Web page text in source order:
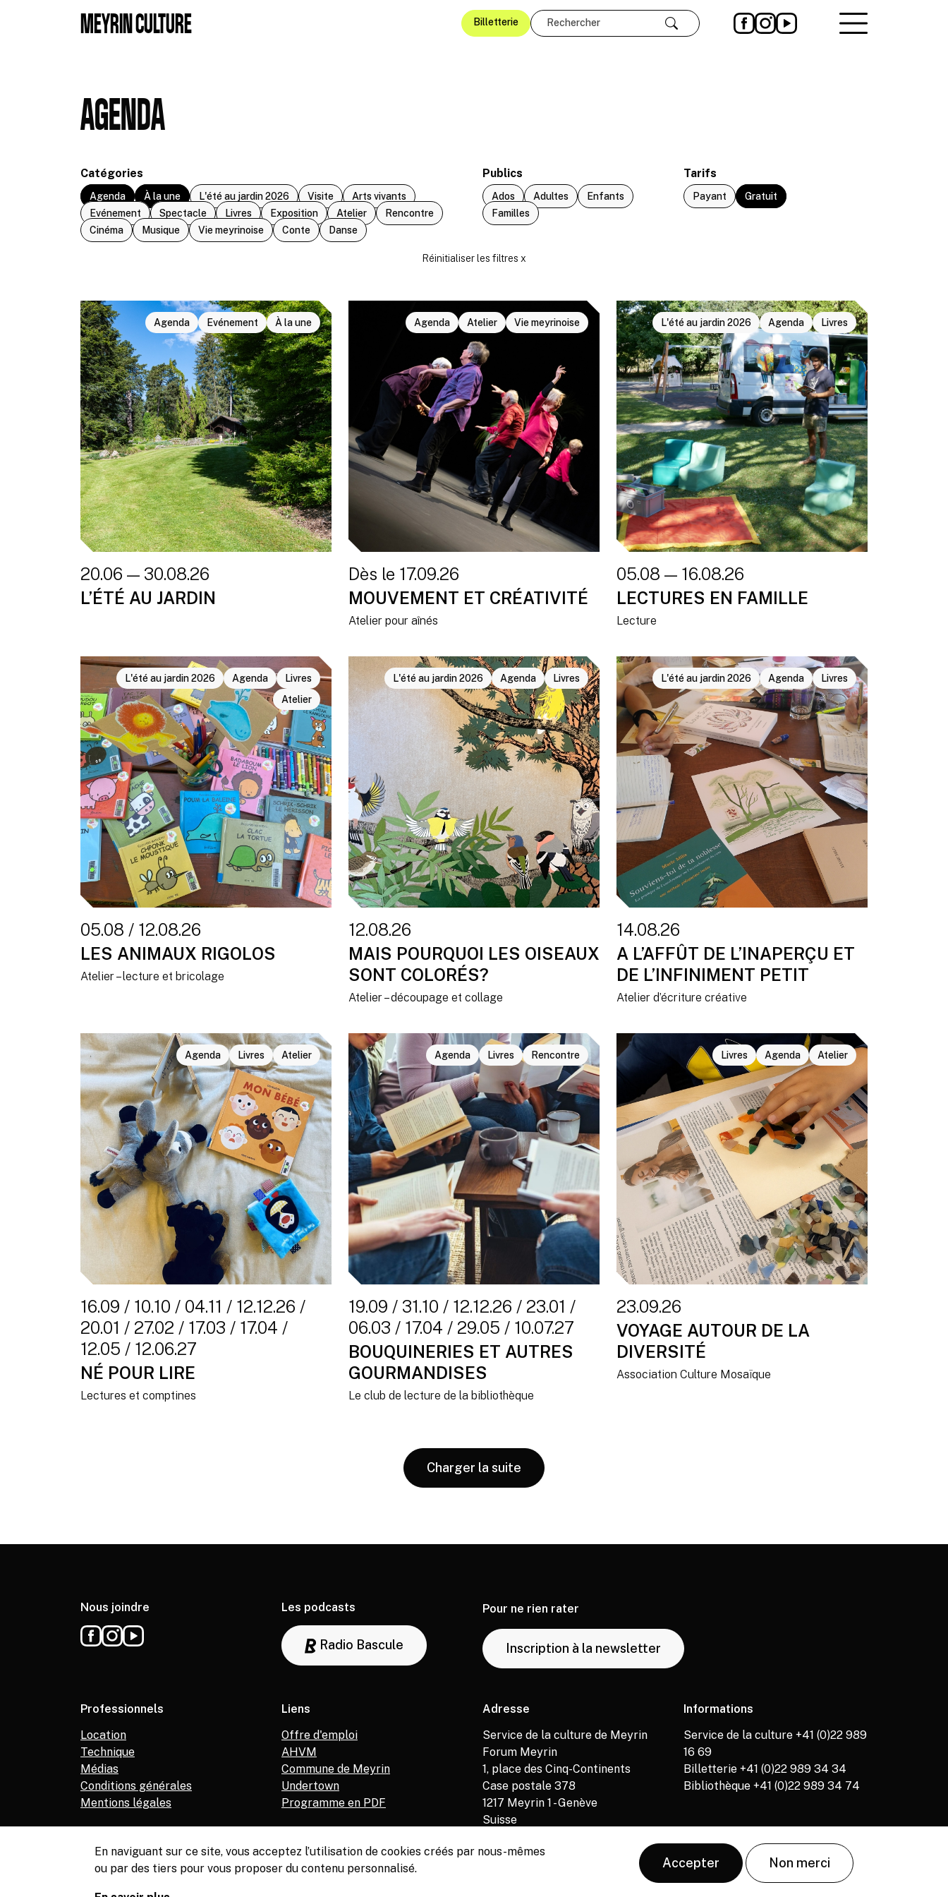
MEYRIN CULTURE Billetterie
Rechercher
AGENDA
Catégories
Agenda À la une L'été au jardin 2026 Visite
Arts vivants
Evénement
Spectacle Livres Exposition Atelier
Rencontre
Cinéma
Musique Vie meyrinoise Conte Danse
Publics
Ados Adultes
Enfants
Familles
Tarifs
Payant Gratuit
Agenda Evénement À la une
20.06 — 30.08.26
L’ÉTÉ AU JARDIN
Agenda Atelier Vie meyrinoise
Dès le 17.09.26
MOUVEMENT ET CRÉATIVITÉ
Atelier pour aînés
L'été au jardin 2026 Agenda Livres
05.08 — 16.08.26
LECTURES EN FAMILLE
Lecture
L'été au jardin 2026 Agenda
Livres
Atelier
05.08 / 12.08.26
LES ANIMAUX RIGOLOS
Atelier – lecture et bricolage
L'été au jardin 2026 Agenda Livres
12.08.26
MAIS POURQUOI LES OISEAUX
SONT COLORÉS?
Atelier – découpage et collage
L'été au jardin 2026 Agenda Livres
14.08.26
A L’AFFÛT DE L’INAPERÇU ET
DE L’INFINIMENT PETIT
Atelier d’écriture créative
Agenda Livres Atelier
16.09 / 10.10 / 04.11 / 12.12.26 /
20.01 / 27.02 / 17.03 / 17.04 /
12.05 / 12.06.27
NÉ POUR LIRE
Lectures et comptines
Agenda Livres Rencontre
19.09 / 31.10 / 12.12.26 / 23.01 /
06.03 / 17.04 / 29.05 / 10.07.27
BOUQUINERIES ET AUTRES
GOURMANDISES
Le club de lecture de la bibliothèque
Livres Agenda Atelier
23.09.26
VOYAGE AUTOUR DE LA
DIVERSITÉ
Association Culture Mosaïque
Charger la suite
Nous joindre Les podcasts
Radio Bascule
Pour ne rien rater
Inscription à la newsletter
Professionnels
Location
Technique
Médias
Conditions générales
Mentions légales
Liens
Offre d'emploi
AHVM
Commune de Meyrin
Undertown
Programme en PDF
Adresse
Service de la culture de Meyrin
Forum Meyrin
1, place des Cinq-Continents
Case postale 378
1217 Meyrin 1 - Genève
Suisse
Informations
Service de la culture +41 (0)22 989
16 69
Billetterie +41 (0)22 989 34 34
Bibliothèque +41 (0)22 989 34 74
En naviguant sur ce site, vous acceptez l’utilisation de cookies créés par nous-mêmes
ou par des tiers pour vous proposer du contenu personnalisé.
Accepter Non merci